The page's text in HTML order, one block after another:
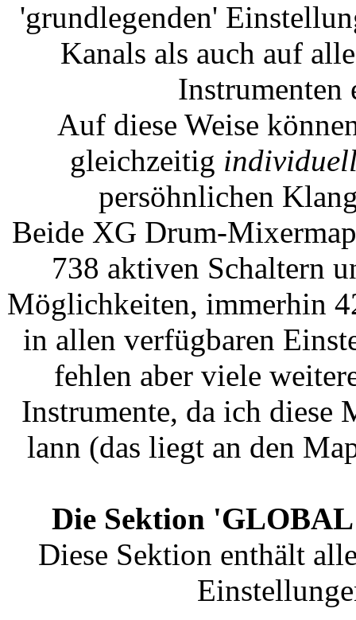
'grundlegenden'
Kanals als auch auf
Auf diese Weise
gleichzeitig
persöhnlichen
Beide XG Drum-
738 aktiven Schaltern
Möglichkeiten, immerhin
in allen verfügbaren
fehlen aber viele
Instrumente, da ich diese
lann (das liegt an den
Die Sektion
Diese Sektion enthält